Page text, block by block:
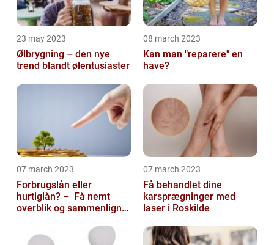
23 may 2023
Ølbrygning – den nye
trend blandt ølentusiaster
08 march 2023
Kan man "reparere" en
have?
07 march 2023
Forbrugslån eller
hurtiglån? – Få nemt
overblik og sammenlign
07 march 2023
Få behandlet dine
karsprægninger med
laser i Roskilde